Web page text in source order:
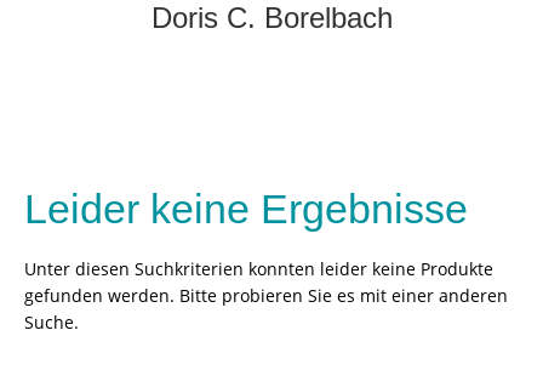
Doris C. Borelbach
Leider keine Ergebnisse
Unter diesen Suchkriterien konnten leider keine Produkte
gefunden werden. Bitte probieren Sie es mit einer anderen
Suche.